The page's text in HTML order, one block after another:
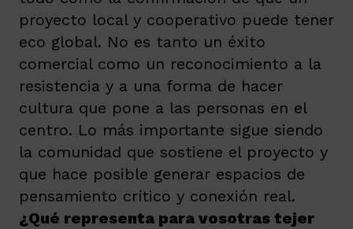
proyecto local y cooperativo puede tener
eco global. No es tanto un éxito
comercial como un reconocimiento a la
resistencia y a una forma de hacer
cultura que pone a las personas en el
centro. Lo más importante sigue siendo
la comunidad que sostiene el proyecto y
que hace posible generar espacios de
pensamiento crítico y conexión real.
¿Qué representa para vosotras tejer